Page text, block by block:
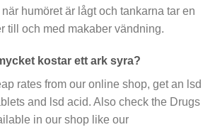
humöret är lågt och tankarna tar en
till och med makaber vändning.
kostar ett ark syra?
rates from our online shop, get an lsd
and lsd acid. Also check the Drugs
in our shop like our